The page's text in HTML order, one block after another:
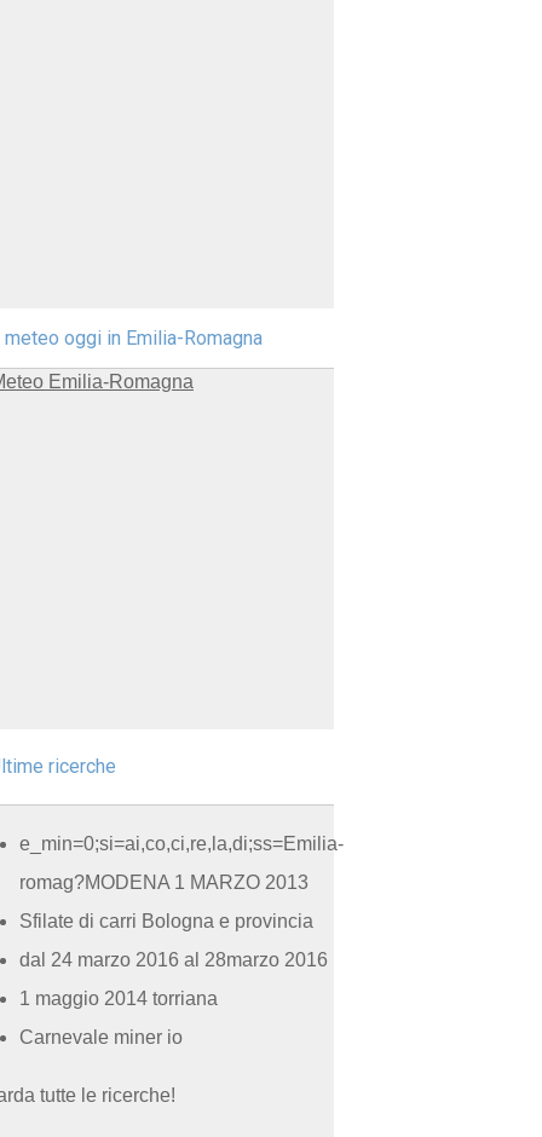
meteo oggi in Emilia-Romagna
ricerche
e_min=0;si=ai,co,ci,re,la,di;ss=Emilia-
romag?MODENA 1 MARZO 2013
Sfilate di carri Bologna e provincia
dal 24 marzo 2016 al 28marzo 2016
1 maggio 2014 torriana
Carnevale miner io
tutte le ricerche!